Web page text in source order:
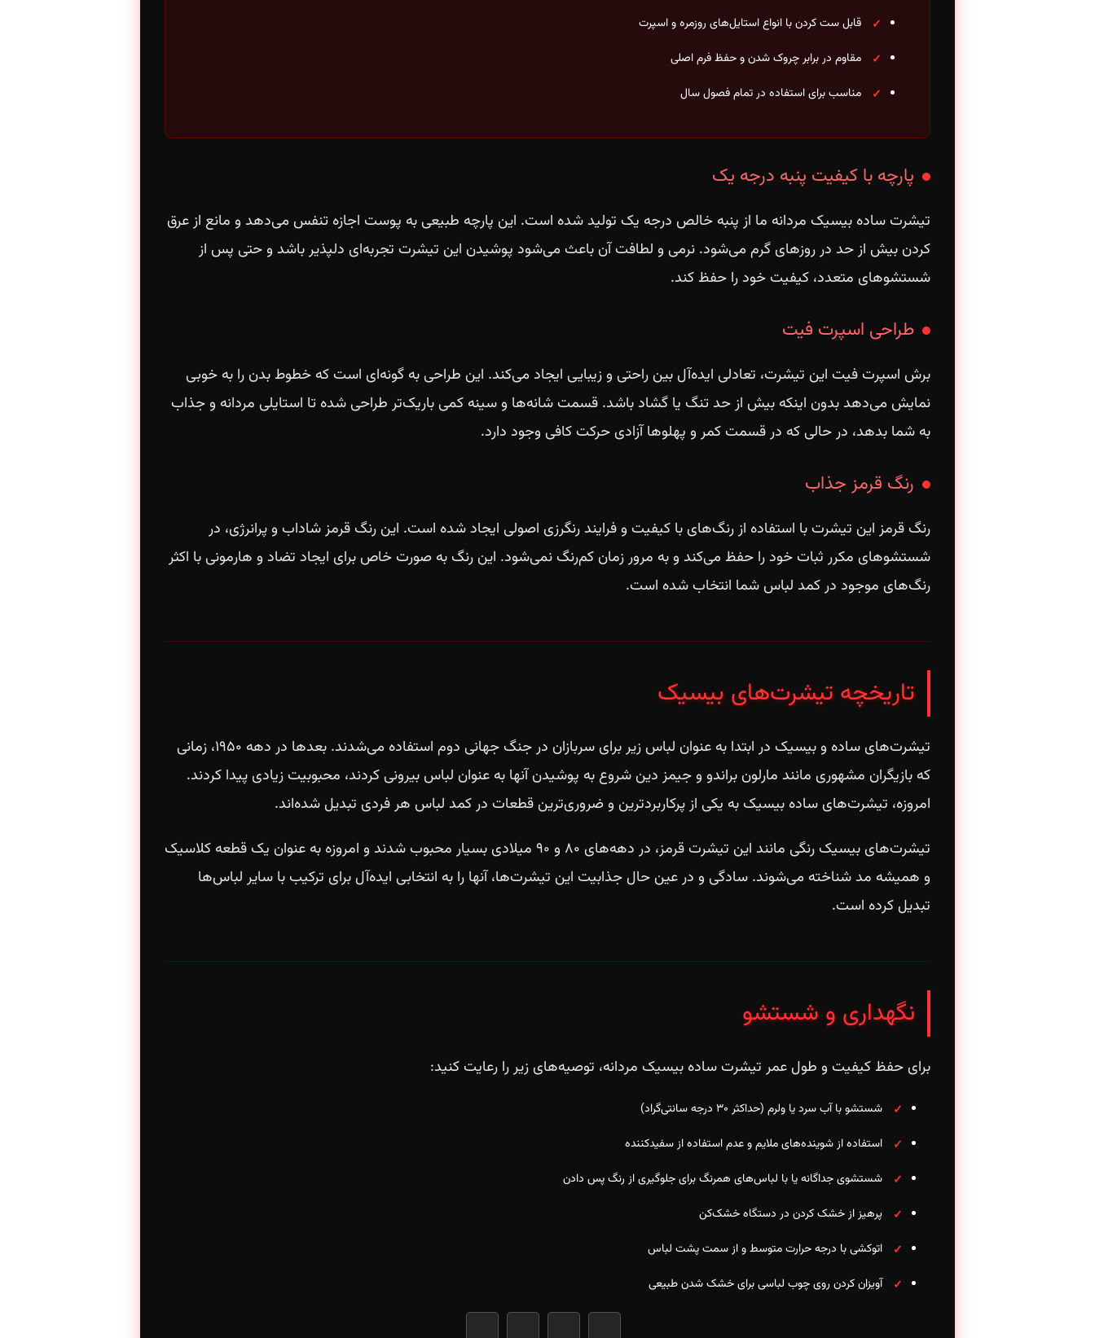
قابل ست کردن با انواع استایل‌های روزمره و اسپرت
مقاوم در برابر چروک شدن و حفظ فرم اصلی
مناسب برای استفاده در تمام فصول سال
پارچه با کیفیت پنبه درجه یک
تیشرت ساده بیسیک مردانه ما از پنبه خالص درجه یک تولید شده است. این پارچه طبیعی به پوست اجازه تنفس می‌دهد و مانع از عرق
کردن بیش از حد در روزهای گرم می‌شود. نرمی و لطافت آن باعث می‌شود پوشیدن این تیشرت تجربه‌ای دلپذیر باشد و حتی پس از
شستشوهای متعدد، کیفیت خود را حفظ کند.
طراحی اسپرت فیت
برش اسپرت فیت این تیشرت، تعادلی ایده‌آل بین راحتی و زیبایی ایجاد می‌کند. این طراحی به گونه‌ای است که خطوط بدن را به خوبی
نمایش می‌دهد بدون اینکه بیش از حد تنگ یا گشاد باشد. قسمت شانه‌ها و سینه کمی باریک‌تر طراحی شده تا استایلی مردانه و جذاب
به شما بدهد، در حالی که در قسمت کمر و پهلوها آزادی حرکت کافی وجود دارد.
رنگ قرمز جذاب
رنگ قرمز این تیشرت با استفاده از رنگ‌های با کیفیت و فرایند رنگرزی اصولی ایجاد شده است. این رنگ قرمز شاداب و پرانرژی، در
شستشوهای مکرر ثبات خود را حفظ می‌کند و به مرور زمان کم‌رنگ نمی‌شود. این رنگ به صورت خاص برای ایجاد تضاد و هارمونی با اکثر
رنگ‌های موجود در کمد لباس شما انتخاب شده است.
تاریخچه تیشرت‌های بیسیک
تیشرت‌های ساده و بیسیک در ابتدا به عنوان لباس زیر برای سربازان در جنگ جهانی دوم استفاده می‌شدند. بعدها در دهه ۱۹۵۰، زمانی
که بازیگران مشهوری مانند مارلون براندو و جیمز دین شروع به پوشیدن آنها به عنوان لباس بیرونی کردند، محبوبیت زیادی پیدا کردند.
امروزه، تیشرت‌های ساده بیسیک به یکی از پرکاربردترین و ضروری‌ترین قطعات در کمد لباس هر فردی تبدیل شده‌اند.
تیشرت‌های بیسیک رنگی مانند این تیشرت قرمز، در دهه‌های ۸۰ و ۹۰ میلادی بسیار محبوب شدند و امروزه به عنوان یک قطعه کلاسیک
و همیشه مد شناخته می‌شوند. سادگی و در عین حال جذابیت این تیشرت‌ها، آنها را به انتخابی ایده‌آل برای ترکیب با سایر لباس‌ها
تبدیل کرده است.
نگهداری و شستشو
برای حفظ کیفیت و طول عمر تیشرت ساده بیسیک مردانه، توصیه‌های زیر را رعایت کنید:
شستشو با آب سرد یا ولرم (حداکثر ۳۰ درجه سانتی‌گراد)
استفاده از شوینده‌های ملایم و عدم استفاده از سفیدکننده
شستشوی جداگانه یا با لباس‌های همرنگ برای جلوگیری از رنگ پس دادن
پرهیز از خشک کردن در دستگاه خشک‌کن
اتوکشی با درجه حرارت متوسط و از سمت پشت لباس
آویزان کردن روی چوب لباسی برای خشک شدن طبیعی